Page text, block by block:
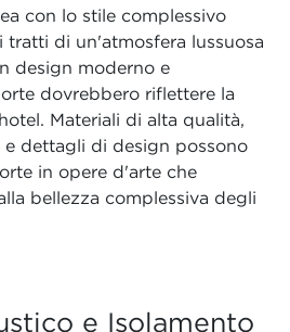
con lo stile complessivo
tratti di un'atmosfera lussuosa
design moderno e
dovrebbero riflettere la
Materiali di alta qualità,
dettagli di design possono
in opere d'arte che
bellezza complessiva degli
e Isolamento